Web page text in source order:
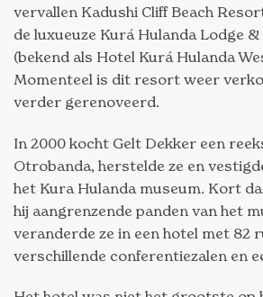
vervallen Kadushi Cliff Beach
de luxueuze Kurá Hulanda Lodge &
(bekend als Hotel Kurá Hulanda
Momenteel is dit resort weer
verder gerenoveerd.
In 2000 kocht Gelt Dekker een
Otrobanda, herstelde ze en
het Kura Hulanda museum. Kort
hij aangrenzende panden van het
veranderde ze in een hotel met 82
verschillende conferentiezalen en